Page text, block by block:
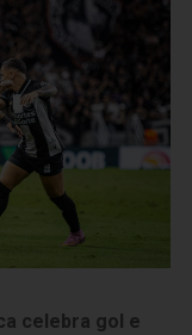
celebra gol e